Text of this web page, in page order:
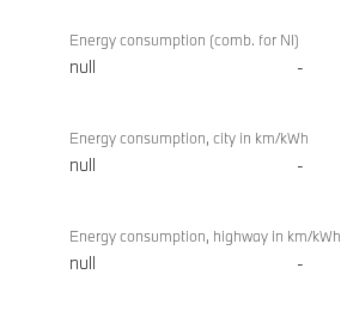
Energy consumption (comb. for NI)
null -
Energy consumption, city in km/kWh
null -
Energy consumption, highway in km/kWh
null -